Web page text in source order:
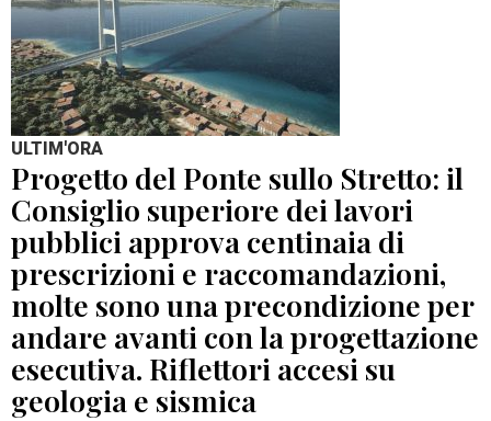
ULTIM'ORA
Progetto del Ponte sullo Stretto: il
Consiglio superiore dei lavori
pubblici approva centinaia di
prescrizioni e raccomandazioni,
molte sono una precondizione per
andare avanti con la progettazione
esecutiva. Riflettori accesi su
geologia e sismica